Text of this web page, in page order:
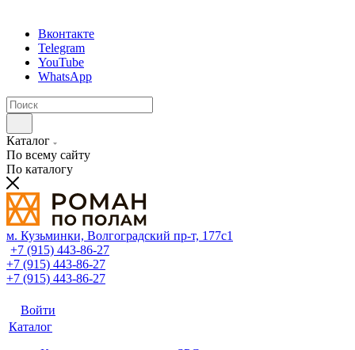
Вконтакте
Telegram
YouTube
WhatsApp
Каталог
По всему сайту
По каталогу
м. Кузьминки, Волгоградский пр‑т, 177с1
+7 (915) 443-86-27
+7 (915) 443-86-27
+7 (915) 443-86-27
Войти
Каталог